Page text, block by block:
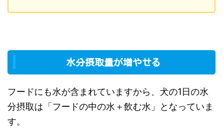
水分摂取量が増やせる
フードにも水が含まれていますから、犬の1日の水
分摂取は「フードの中の水＋飲む水」となっていま
す。